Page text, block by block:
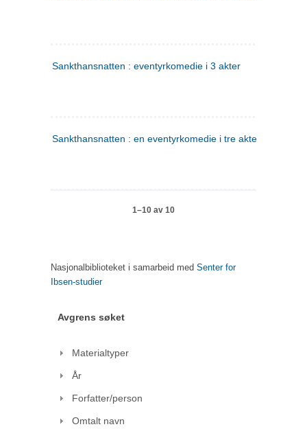
Sankthansnatten : eventyrkomedie i 3 akter
Sankthansnatten : en eventyrkomedie i tre akter
1–10 av 10
Nasjonalbiblioteket i samarbeid med Senter for
Ibsen-studier
Avgrens søket
Materialtyper
År
Forfatter/person
Omtalt navn